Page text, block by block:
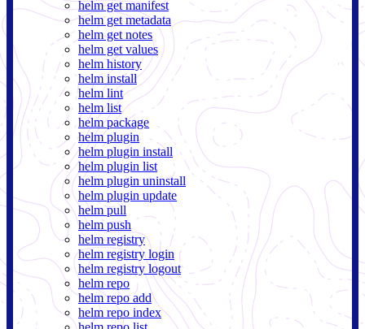
helm get manifest
helm get metadata
helm get notes
helm get values
helm history
helm install
helm lint
helm list
helm package
helm plugin
helm plugin install
helm plugin list
helm plugin uninstall
helm plugin update
helm pull
helm push
helm registry
helm registry login
helm registry logout
helm repo
helm repo add
helm repo index